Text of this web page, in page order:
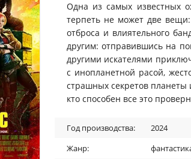
Одна из самых известных
терпеть не может две
отброса и влиятельного
другим: отправившись на
другими искателями
с инопланетной расой,
страшных секретов планеты
кто способен все это
Год производства:
2024
Жанр: